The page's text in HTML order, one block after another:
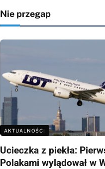
Nie przegap
AKTUALNOŚCI
Ucieczka z piekła:
Polakami wylądował w